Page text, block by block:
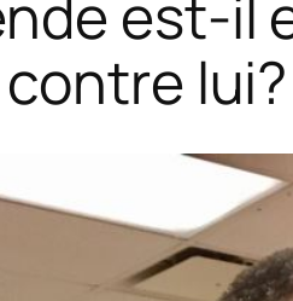
est-il
lui?